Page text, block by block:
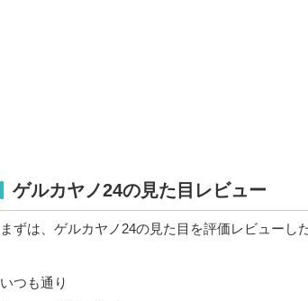
ゲルカヤノ24の見た目レビュー
まずは、ゲルカヤノ24の見た目を評価レビューし
いつも通り